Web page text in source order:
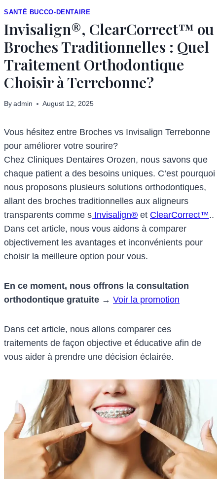
SANTÉ BUCCO-DENTAIRE
Invisalign®, ClearCorrect™ ou
Broches Traditionnelles : Quel
Traitement Orthodontique
Choisir à Terrebonne?
Byadmin August 12, 2025
Vous hésitez entre Broches vs Invisalign Terrebonne
pour améliorer votre sourire?
Chez Cliniques Dentaires Orozen, nous savons que
chaque patient a des besoins uniques. C’est pourquoi
nous proposons plusieurs solutions orthodontiques,
allant des broches traditionnelles aux aligneurs
transparents comme s Invisalign® et ClearCorrect™..
Dans cet article, nous vous aidons à comparer
objectivement les avantages et inconvénients pour
choisir la meilleure option pour vous.
En ce moment, nous offrons la consultation
orthodontique gratuite → Voir la promotion
Dans cet article, nous allons comparer ces
traitements de façon objective et éducative afin de
vous aider à prendre une décision éclairée.